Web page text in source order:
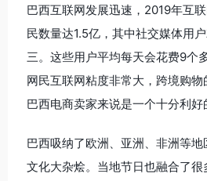
巴西互联网发展迅速，2019年互
民数量达1.5亿，其中社交媒体用
三。这些用户平均每天会花费9个
网民互联网粘度非常大，跨境购
巴西电商卖家来说是一个十分利好
巴西吸纳了欧洲、亚洲、非洲等
文化大杂烩。当地节日也融合了很